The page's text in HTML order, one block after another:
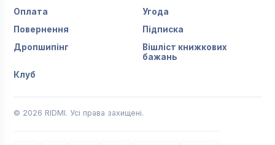
Оплата
Угода
Повернення
Підписка
Дропшипінг
Вішліст книжкових
бажань
Клуб
© 2026 RIDMI. Усі права захищені.